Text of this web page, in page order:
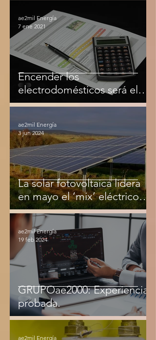
Encender los
electrodomésticos será el
doble de caro durante el
ae2mil Energía
7 ene 2021
La solar fotovoltaica lidera
en mayo el ‘mix’ eléctrico
por primera vez en la
historia, con el 23,8%
ae2mil Energía
3 jun 2024
GRUPOae2000: Experiencia
probada.
ae2mil Energía
19 feb 2024
ae2mil Energía